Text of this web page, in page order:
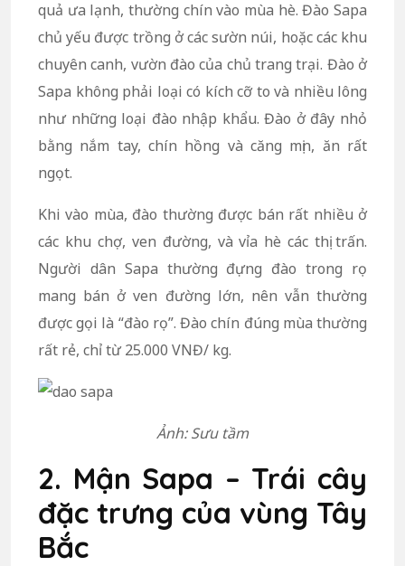
quả ưa lạnh, thường chín vào mùa hè. Đào Sapa
chủ yếu được trồng ở các sườn núi, hoặc các khu
chuyên canh, vườn đào của chủ trang trại. Đào ở
Sapa không phải loại có kích cỡ to và nhiều lông
như những loại đào nhập khẩu. Đào ở đây nhỏ
bằng nắm tay, chín hồng và căng mịn, ăn rất
ngọt.
Khi vào mùa, đào thường được bán rất nhiều ở
các khu chợ, ven đường, và vỉa hè các thị trấn.
Người dân Sapa thường đựng đào trong rọ
mang bán ở ven đường lớn, nên vẫn thường
được gọi là “đào rọ”. Đào chín đúng mùa thường
rất rẻ, chỉ từ 25.000 VNĐ/ kg.
Ảnh: Sưu tầm
2. Mận Sapa – Trái cây
đặc trưng của vùng Tây
Bắc